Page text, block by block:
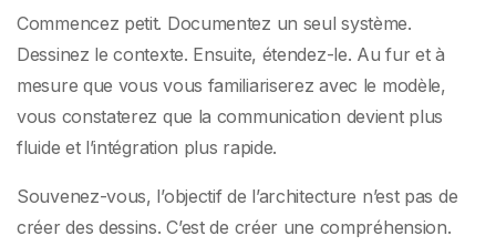
Commencez petit. Documentez un seul système.
Dessinez le contexte. Ensuite, étendez-le. Au fur et à
mesure que vous vous familiariserez avec le modèle,
vous constaterez que la communication devient plus
fluide et l’intégration plus rapide.
Souvenez-vous, l’objectif de l’architecture n’est pas de
créer des dessins. C’est de créer une compréhension.